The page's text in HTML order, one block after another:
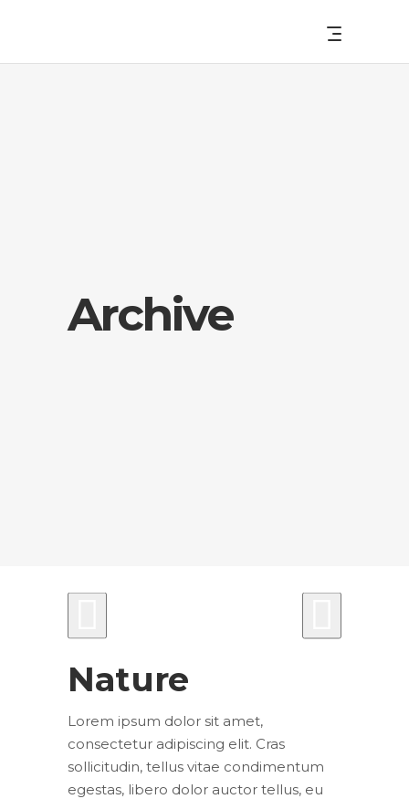
Archive
Nature
Lorem ipsum dolor sit amet,
consectetur adipiscing elit. Cras
sollicitudin, tellus vitae condimentum
egestas, libero dolor auctor tellus, eu